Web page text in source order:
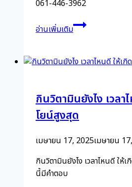
061-446-3962
อ่านเพิ่มเติมโรค
เรื้อรัง
ได้
ใน
วัน
เดียว
กินวิตามินยังไง เวลา
โยน์สูงสุด
เมษายน 17, 2025เมษายน
กินวิตามินยังไง เวลาไหนดี ให้
นี้มีคำตอบ